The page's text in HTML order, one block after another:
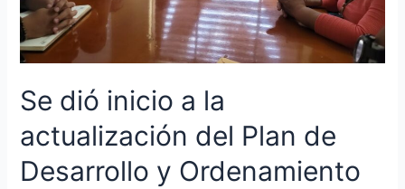
Se dió inicio a la
actualización del Plan de
Desarrollo y Ordenamiento